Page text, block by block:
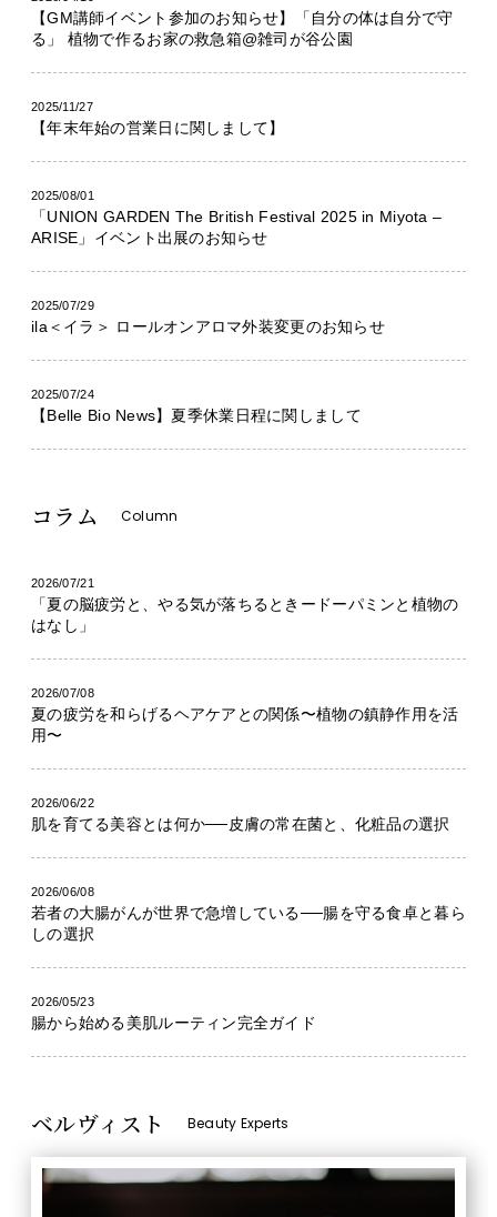
【GM講師イベント参加のお知らせ】「自分の体は自分で守
る」 植物で作るお家の救急箱@雑司が谷公園
2025/11/27
【年末年始の営業日に関しまして】
2025/08/01
「UNION GARDEN The British Festival 2025 in Miyota –
ARISE」イベント出展のお知らせ
2025/07/29
ila＜イラ＞ ロールオンアロマ外装変更のお知らせ
2025/07/24
【Belle Bio News】夏季休業日程に関しまして
コラム Column
2026/07/21
「夏の脳疲労と、やる気が落ちるときードーパミンと植物の
はなし」
2026/07/08
夏の疲労を和らげるヘアケアとの関係〜植物の鎮静作用を活
用〜
2026/06/22
肌を育てる美容とは何か──皮膚の常在菌と、化粧品の選択
2026/06/08
若者の大腸がんが世界で急増している──腸を守る食卓と暮ら
しの選択
2026/05/23
腸から始める美肌ルーティン完全ガイド
ベルヴィスト Beauty Experts